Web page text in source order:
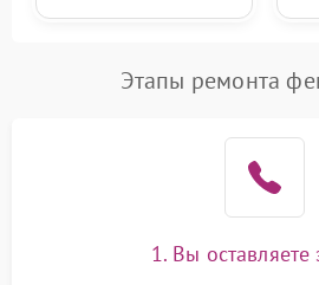
Этапы ремонта
1. Вы оставляете